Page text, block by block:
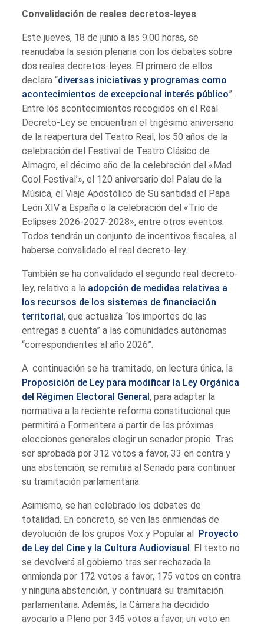
Convalidación de reales decretos-leyes
Este jueves, 18 de junio a las 9:00 horas, se
reanudaba la sesión plenaria con los debates sobre
dos reales decretos-leyes. El primero de ellos
declara “diversas iniciativas y programas como
acontecimientos de excepcional interés público”.
Entre los acontecimientos recogidos en el Real
Decreto-Ley se encuentran el trigésimo aniversario
de la reapertura del Teatro Real, los 50 años de la
celebración del Festival de Teatro Clásico de
Almagro, el décimo año de la celebración del «Mad
Cool Festival’», el 120 aniversario del Palau de la
Música, el Viaje Apostólico de Su santidad el Papa
León XIV a España o la celebración del «Trío de
Eclipses 2026-2027-2028», entre otros eventos.
Todos tendrán un conjunto de incentivos fiscales, al
haberse convalidado el real decreto-ley.
También se ha convalidado el segundo real decreto-
ley, relativo a la adopción de medidas relativas a
los recursos de los sistemas de financiación
territorial, que actualiza “los importes de las
entregas a cuenta” a las comunidades autónomas
“correspondientes al año 2026”.
A continuación se ha tramitado, en lectura única, la
Proposición de Ley para modificar la Ley Orgánica
del Régimen Electoral General, para adaptar la
normativa a la reciente reforma constitucional que
permitirá a Formentera a partir de las próximas
elecciones generales elegir un senador propio. Tras
ser aprobada por 312 votos a favor, 33 en contra y
una abstención, se remitirá al Senado para continuar
su tramitación parlamentaria.
Asimismo, se han celebrado los debates de
totalidad. En concreto, se ven las enmiendas de
devolución de los grupos Vox y Popular al Proyecto
de Ley del Cine y la Cultura Audiovisual . El texto no
se devolverá al gobierno tras ser rechazada la
enmienda por 172 votos a favor, 175 votos en contra
y ninguna abstención, y continuará su tramitación
parlamentaria. Además, la Cámara ha decidido
avocarlo a Pleno por 345 votos a favor, un voto en